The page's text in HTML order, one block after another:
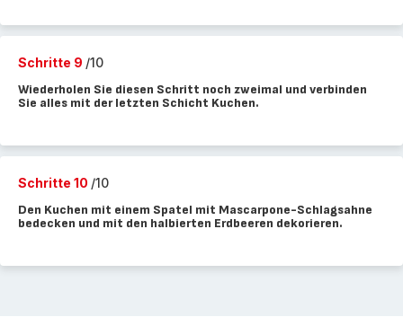
Schritte 9 /10
Wiederholen Sie diesen Schritt noch zweimal und verbinden
Sie alles mit der letzten Schicht Kuchen.
Schritte 10 /10
Den Kuchen mit einem Spatel mit Mascarpone-Schlagsahne
bedecken und mit den halbierten Erdbeeren dekorieren.